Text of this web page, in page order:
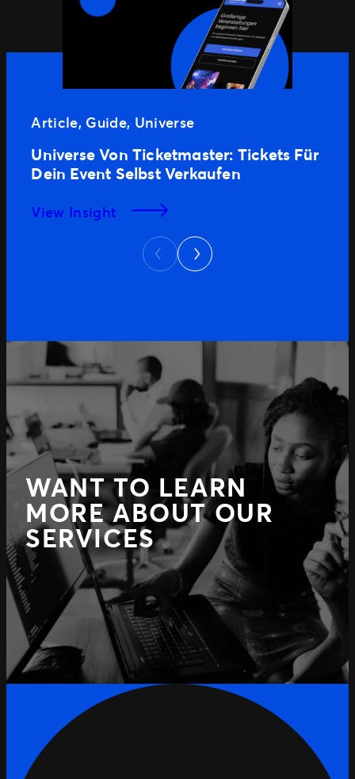
Article, Guide, Universe
Universe Von Ticketmaster: Tickets Für
Dein Event Selbst Verkaufen
View Insight
Previous
Next
WANT TO LEARN
MORE ABOUT OUR
SERVICES